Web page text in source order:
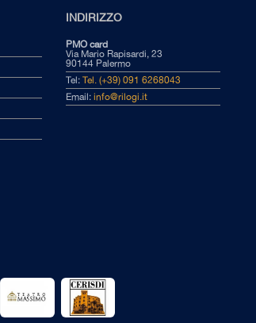
INDIRIZZO
PMO card
Via Mario Rapisardi, 23
90144 Palermo
Tel: Tel. (+39) 091 6268043
Email: info@rilogi.it